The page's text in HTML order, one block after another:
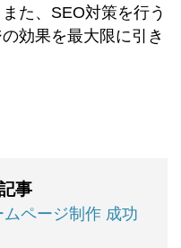
た、SEO対策を行う
効果を最大限に引き
事
ページ制作 成功